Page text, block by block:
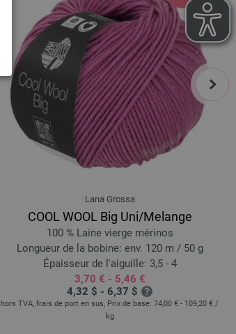
Lana Grossa
COOL WOOL Big Uni/Melange
100 % Laine vierge mérinos
Longueur de la bobine: env. 120 m / 50 g
Épaisseur de l'aiguille: 3,5 - 4
3,70 € - 5,46 €
4,32 $ - 6,37 $
hors TVA, frais de port en sus, Prix de base: 74,00 € - 109,20 € /
kg
next